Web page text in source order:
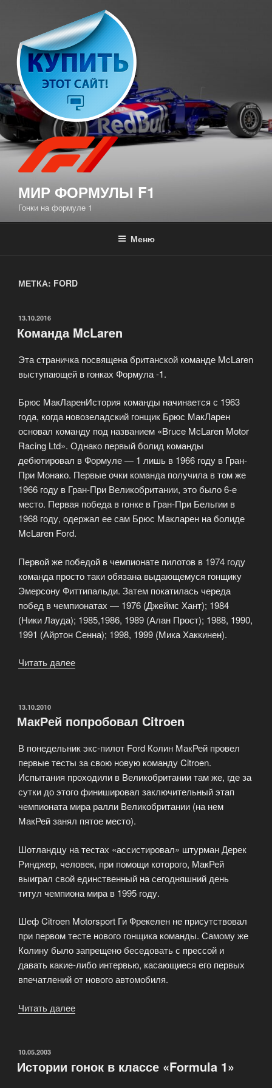
содержимому
МИР ФОРМУЛЫ F1
Гонки на формуле 1
Меню
МЕТКА: FORD
ОПУБЛИКОВАНО
13.10.2016
Команда McLaren
Эта страничка посвящена британской команде McLaren
выступающей в гонках Формула -1.
Брюс МакЛаренИстория команды начинается с 1963
года, когда новозеладский гонщик Брюс МакЛарен
основал команду под названием «Bruce McLaren Motor
Racing Ltd». Однако первый болид команды
дебютировал в Формуле — 1 лишь в 1966 году в Гран-
При Монако. Первые очки команда получила в том же
1966 году в Гран-При Великобритании, это было 6-е
место. Первая победа в гонке в Гран-При Бельгии в
1968 году, одержал ее сам Брюс Макларен на болиде
McLaren Ford.
Первой же победой в чемпионате пилотов в 1974 году
команда просто таки обязана выдающемуся гонщику
Эмерсону Фиттипальди. Затем покатилась череда
побед в чемпионатах — 1976 (Джеймс Хант); 1984
(Ники Лауда); 1985,1986, 1989 (Алан Прост); 1988, 1990,
1991 (Айртон Сенна); 1998, 1999 (Мика Хаккинен).
Читать далее
ОПУБЛИКОВАНО
13.10.2010
МакРей попробовал Citroen
В понедельник экс-пилот Ford Колин МакРей провел
первые тесты за свою новую команду Citroen.
Испытания проходили в Великобритании там же, где за
сутки до этого финишировал заключительный этап
чемпионата мира ралли Великобритании (на нем
МакРей занял пятое место).
Шотландцу на тестах «ассистировал» штурман Дерек
Ринджер, человек, при помощи которого, МакРей
выиграл свой единственный на сегодняшний день
титул чемпиона мира в 1995 году.
Шеф Citroen Motorsport Ги Фрекелен не присутствовал
при первом тесте нового гонщика команды. Самому же
Колину было запрещено беседовать с прессой и
давать какие-либо интервью, касающиеся его первых
впечатлений от нового автомобиля.
Читать далее
ОПУБЛИКОВАНО
10.05.2003
Истории гонок в классе «Formula 1»